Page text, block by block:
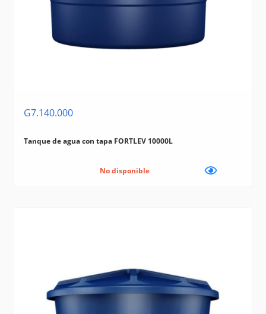
G7.140.000
Tanque de agua con tapa FORTLEV 10000L
No disponible